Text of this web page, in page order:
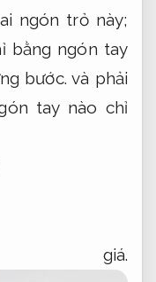
ngón trỏ này;
bằng ngón tay
bước. và phải
tay nào chỉ